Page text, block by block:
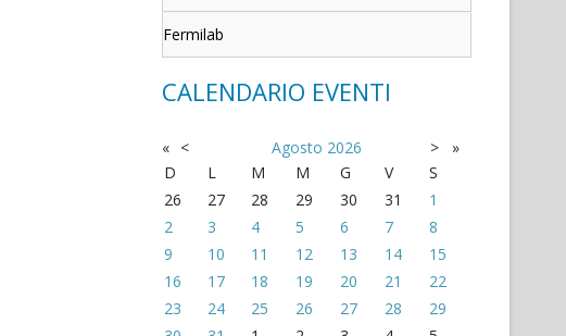
Fermilab
CALENDARIO EVENTI
« < Agosto 2026 >
»
D
L M M G V
S
26
27 28 29 30 31
1
2
3 4 5 6 7
8
9
10 11 12 13 14
15
16
17 18 19 20 21
22
23
24 25 26 27 28
29